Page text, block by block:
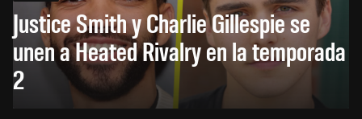
Justice Smith y Charlie Gillespie se
unen a Heated Rivalry en la temporada
2